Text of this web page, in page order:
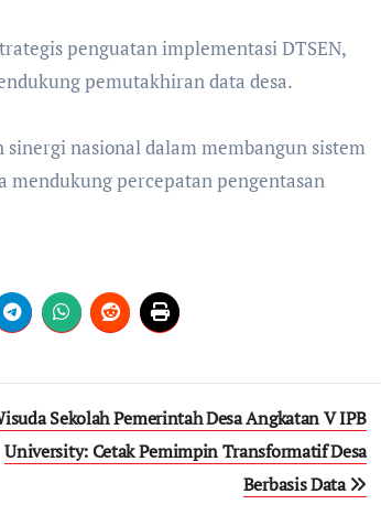
penguatan implementasi DTSEN,
pemutakhiran data desa.
nasional dalam membangun sistem
percepatan pengentasan
Sekolah Pemerintah Desa Angkatan V IPB
University: Cetak Pemimpin Transformatif Desa
Berbasis Data